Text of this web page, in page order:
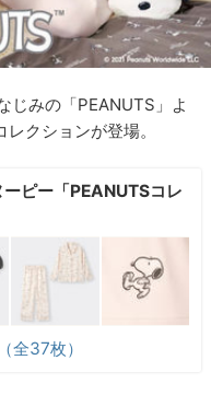
じみの「PEANUTS」よ
クションが登場。
ーピー「PEANUTSコレ
全37枚）